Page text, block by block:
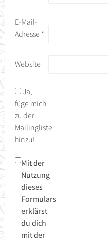
E-Mail-
Adresse *
Website
Ja,
füge mich
zu der
Mailingliste
hinzu!
Mit der
Nutzung
dieses
Formulars
erklärst
du dich
mit der